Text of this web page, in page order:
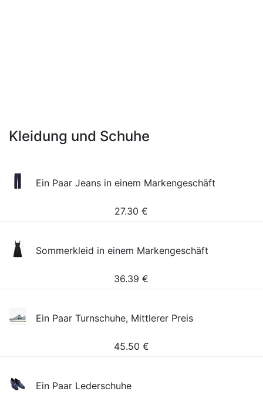
Kleidung und Schuhe
Ein Paar Jeans in einem Markengeschäft
27.30 €
Sommerkleid in einem Markengeschäft
36.39 €
Ein Paar Turnschuhe, Mittlerer Preis
45.50 €
Ein Paar Lederschuhe